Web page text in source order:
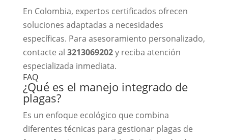
En Colombia, expertos certificados ofrecen
soluciones adaptadas a necesidades
específicas. Para asesoramiento personalizado,
contacte al 3213069202y reciba atención
especializada inmediata.
FAQ
¿Qué es el manejo integrado de
plagas?
Es un enfoque ecológico que combina
diferentes técnicas para gestionar plagas de